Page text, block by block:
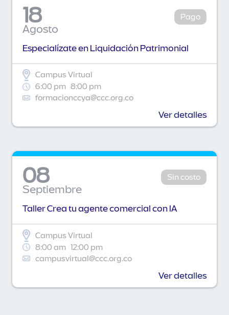
18
Agosto
Pago
Especialízate en Liquidación Patrimonial
Campus Virtual
6:00 pm 8:00 pm
formacionccya@ccc.org.co
Ver detalles
08
Septiembre
Sin costo
Taller Crea tu agente comercial con IA
Campus Virtual
8:00 am 12:00 pm
campusvirtual@ccc.org.co
Ver detalles